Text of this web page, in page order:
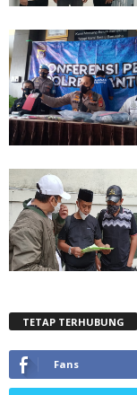
TETAP TERHUBUNG
Fans